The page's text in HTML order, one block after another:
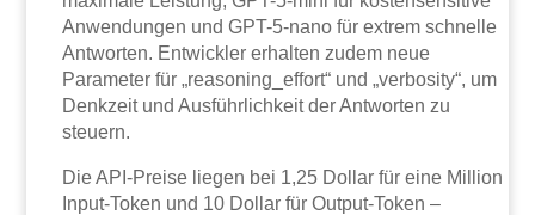
Anwendungen und GPT-5-nano für extrem schnelle
Antworten. Entwickler erhalten zudem neue
Parameter für „reasoning_effort“ und „verbosity“, um
Denkzeit und Ausführlichkeit der Antworten zu
steuern.
Die API-Preise liegen bei 1,25 Dollar für eine Million
Input-Token und 10 Dollar für Output-Token –